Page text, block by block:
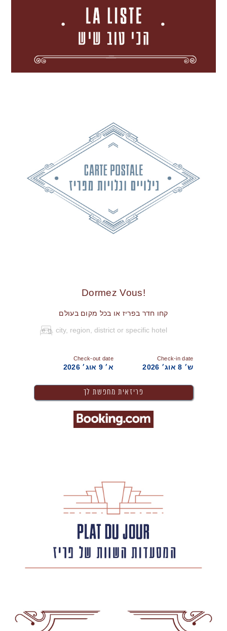
!Dormez Vous
קחו חדר בפריז או בכל מקום בעולם
Check-in date
ש׳ 8 אוג׳ 2026
Check-out date
א׳ 9 אוג׳ 2026